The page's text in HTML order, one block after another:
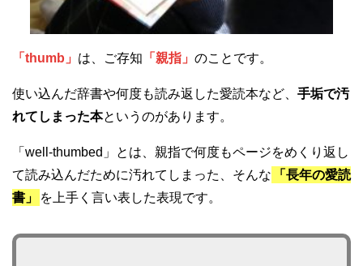
「thumb」 は、ご存知 「親指」 のことです。
使い込んだ辞書や何度も読み返した愛読本など、 手垢で汚
れてしまった本というのがあります。
「well-thumbed」とは、親指で何度もページをめくり返し
て読み込んだために汚れてしまった、そんな
「長年の愛読
書」
を上手く言い表した表現です。